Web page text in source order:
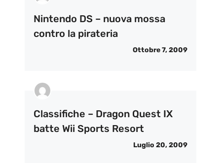
Nintendo DS – nuova mossa
contro la pirateria
Ottobre 7, 2009
Classifiche – Dragon Quest IX
batte Wii Sports Resort
Luglio 20, 2009